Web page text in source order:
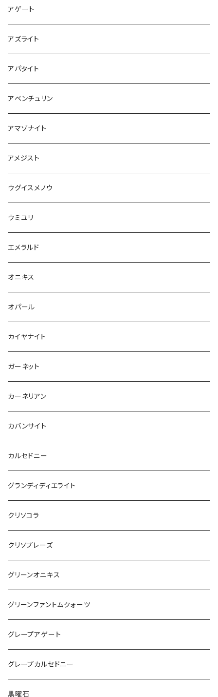
アゲート
アズライト
アパタイト
アベンチュリン
アマゾナイト
アメジスト
ウグイスメノウ
ウミユリ
エメラルド
オニキス
オパール
カイヤナイト
ガーネット
カーネリアン
カバンサイト
カルセドニー
グランディディエライト
クリソコラ
クリソプレーズ
グリーンオニキス
グリーンファントムクォーツ
グレープアゲート
グレープカルセドニー
黒曜石